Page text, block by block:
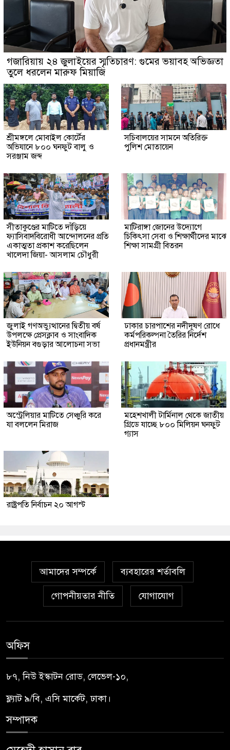
গজারিয়ায় ২৪ জুলাইয়ের স্মৃতিচারণ: গুমের ভয়াবহ অভিজ্ঞতা
তুলে ধরলেন মারুফ মিয়াজি
শ্রীমঙ্গলে মোবাইল কোর্টের
অভিযানে ৮০০ ঘনফুট বালু ও
সরঞ্জাম জব্দ
সচিবালয়ের সামনে অতিরিক্ত
পুলিশ মোতায়েন
সীতাকুণ্ডের মাটিতে দাঁড়িয়ে
ফ্যাসিবাদবিরোধী আন্দোলনের প্রতি
একাত্মতা প্রকাশ করেছিলেন
খালেদা জিয়া- আসলাম চৌধুরী
মাটিরাঙ্গা জোনের উদ্যোগে
চিকিৎসা সেবা ও শিক্ষার্থীদের মাঝে
শিক্ষা সামগ্রী বিতরন
জুলাই গণঅভ্যুত্থানের দ্বিতীয় বর্ষ
উপলক্ষে প্রেসক্লাব ও সাংবাদিক
ইউনিয়ন বগুড়ার আলোচনা সভা
ঢাকার চারপাশের নদীদূষণ রোধে
কর্মপরিকল্পনা তৈরির নির্দেশ
প্রধানমন্ত্রীর
অস্ট্রেলিয়ার মাটিতে সেঞ্চুরি করে
যা বললেন মিরাজ
মহেশখালী টার্মিনাল থেকে জাতীয়
গ্রিডে যাচ্ছে ৮০০ মিলিয়ন ঘনফুট
গ্যাস
রাষ্ট্রপতি নির্বাচন ২০ আগস্ট
আমাদের সম্পর্কে ব্যবহারের শর্তাবলি
গোপনীয়তার নীতি যোগাযোগ
অফিস
৮৭, নিউ ইস্কাটন রোড, লেভেল-১০,
ফ্ল্যাট ৯/বি, এসি মার্কেট, ঢাকা।
সম্পাদক